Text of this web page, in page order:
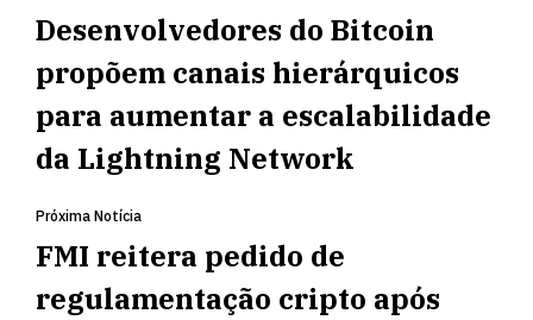
Desenvolvedores do Bitcoin
propõem canais hierárquicos
para aumentar a escalabilidade
da Lightning Network
Próxima Notícia
FMI reitera pedido de
regulamentação cripto após